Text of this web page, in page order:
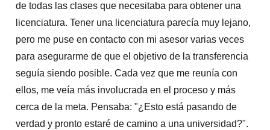
de todas las clases que necesitaba para obtener una
licenciatura. Tener una licenciatura parecía muy lejano,
pero me puse en contacto con mi asesor varias veces
para asegurarme de que el objetivo de la transferencia
seguía siendo posible. Cada vez que me reunía con
ellos, me veía más involucrada en el proceso y más
cerca de la meta. Pensaba: "¿Esto está pasando de
verdad y pronto estaré de camino a una universidad?".